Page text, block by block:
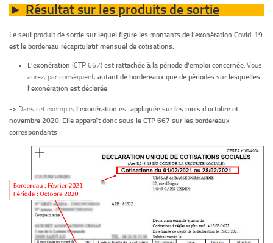
► Résultat sur les produits de sortie
Le seul produit de sortie sur lequel figure les montants de l’exonération Covid-19
est le bordereau récapitulatif mensuel de cotisations.
L’exonération (CTP 667) est rattachée à la période d’emploi concernée. Vous
aurez, par conséquent, autant de bordereaux que de périodes sur lesquelles
l’exonération est déclarée.
-> Dans cet exemple, l’exonération est appliquée sur les mois d’octobre et
novembre 2020. Elle apparaît donc sous le CTP 667 sur les bordereaux
correspondants :